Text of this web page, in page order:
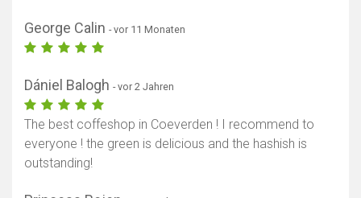
George Calin - vor 11 Monaten
Dániel Balogh - vor 2 Jahren
The best coffeshop in Coeverden ! I recommend to
everyone ! the green is delicious and the hashish is
outstanding!